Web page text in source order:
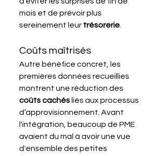
mois et de prévoir plus
sereinement leur trésorerie
Coûts maîtrisés
Autre bénéfice concret, les
premières données recueillies
montrent une réduction des
coûts cachés liés aux processus
d’approvisionnement. Avant
l'intégration, beaucoup de PME
avaient du mal à avoir une vue
d'ensemble des petites